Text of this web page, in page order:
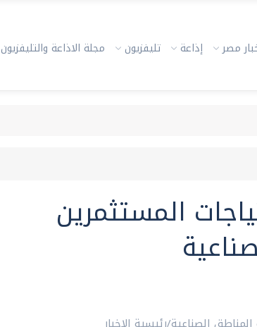
مصر إذاعة تليفزيون مجلة الاذاعة والتليفزيون
المستثمرين